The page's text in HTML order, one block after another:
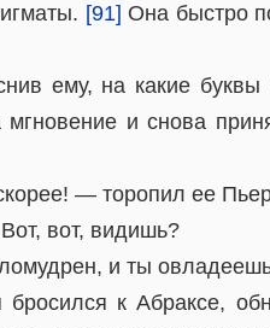
[91] Она быстро
ему, на какие
мгновение и снова
— торопил ее
вот, видишь?
и ты
бросился к Абраксе,